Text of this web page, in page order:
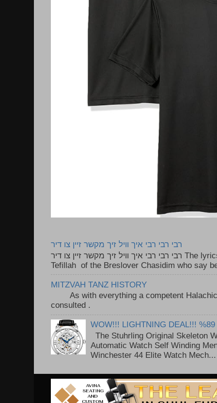
רבי רבי רבי איך וויל זיך מקשר זיין צו דיר
רבי רבי רבי איך וויל זיך מקשר זיין צו דיר The lyrics to this song are based on the
Tefillah of the Breslover Chasidim who say
MITZVAH TANZ HISTORY
As with everything a competent Halachic
consulted .
WOW!!! LIGHTNING DEAL!!! %89
The Stuhrling Original Skeleton
Automatic Watch Self Winding
Winchester 44 Elite Watch Mech...